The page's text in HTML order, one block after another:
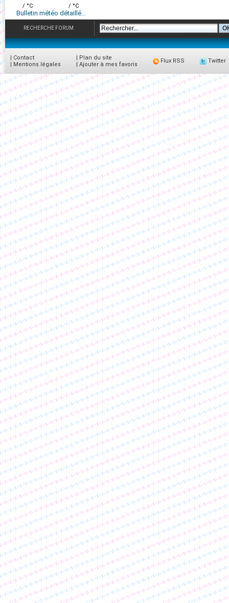
/ °C / °C
Bulletin météo détaillé...
RECHERCHE FORUM
| Contact
| Mentions légales
| Plan du site
| Ajouter à mes favoris
Flux RSS Twitter